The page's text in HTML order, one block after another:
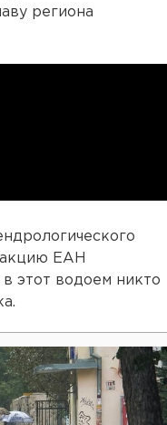
региона
ЕАН
этот водоем никто